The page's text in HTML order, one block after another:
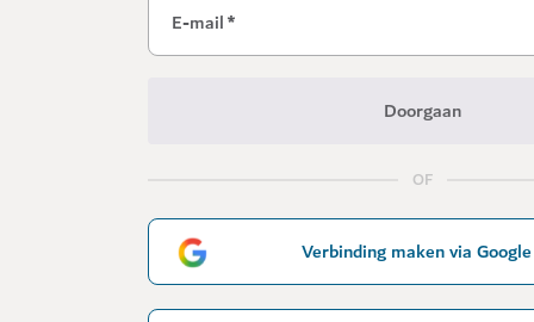
E-mail*
Doorgaan
OF
Verbinding maken via Google